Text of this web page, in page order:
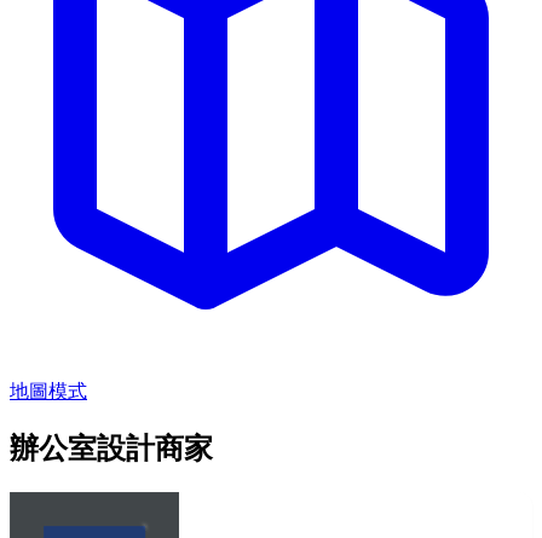
地圖模式
辦公室設計商家